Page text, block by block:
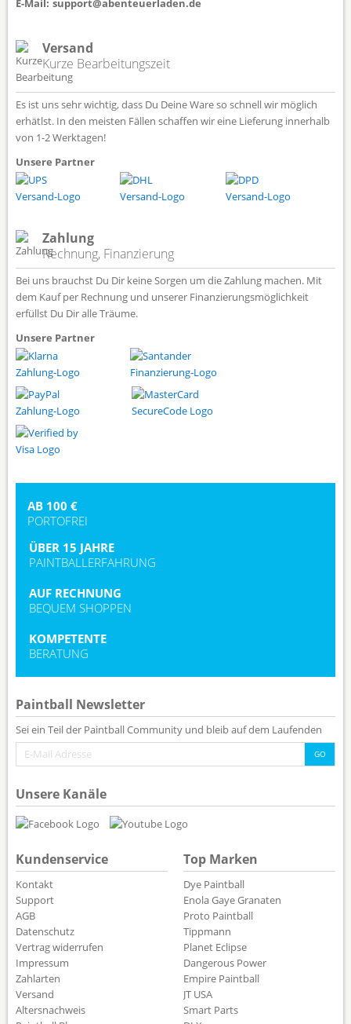
Versand
Kurze Bearbeitungszeit
Es ist uns sehr wichtig, dass Du Deine Ware so schnell wir möglich
erhätlst. In den meisten Fällen schaffen wir eine Lieferung innerhalb
von 1-2 Werktagen!
Unsere Partner
Zahlung
Rechnung, Finanzierung
Bei uns brauchst Du Dir keine Sorgen um die Zahlung machen. Mit
dem Kauf per Rechnung und unserer Finanzierungsmöglichkeit
erfüllst Du Dir alle Träume.
Unsere Partner
AB 100 €
PORTOFREI
ÜBER 15 JAHRE
PAINTBALLERFAHRUNG
AUF RECHNUNG
BEQUEM SHOPPEN
KOMPETENTE
BERATUNG
Paintball Newsletter
Sei ein Teil der Paintball Community und bleib auf dem Laufenden
Unsere Kanäle
Kundenservice
Kontakt
Support
AGB
Datenschutz
Vertrag widerrufen
Impressum
Zahlarten
Versand
Altersnachweis
Top Marken
Dye Paintball
Enola Gaye Granaten
Proto Paintball
Tippmann
Planet Eclipse
Dangerous Power
Empire Paintball
JT USA
Smart Parts